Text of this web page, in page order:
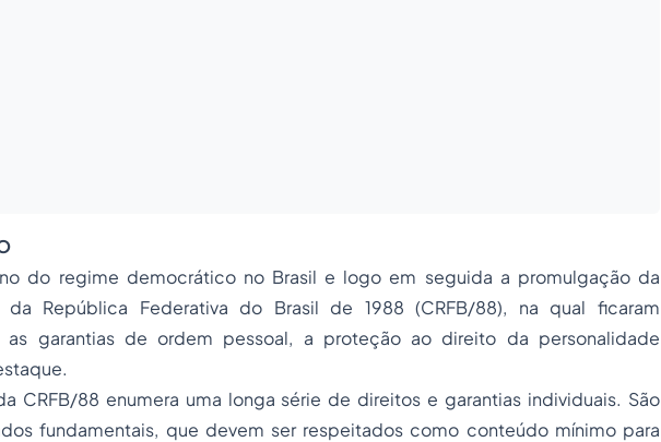
do regime democrático no Brasil e logo em seguida a promulgação da
da República Federativa do Brasil de 1988 (CRFB/88), na qual ficaram
as garantias de ordem pessoal, a proteção ao direito da personalidade
CRFB/88 enumera uma longa série de direitos e garantias individuais. São
fundamentais, que devem ser respeitados como conteúdo mínimo para